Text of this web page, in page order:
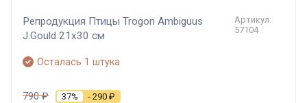
Репродукция Птицы Trogon Ambiguus
J.Gould 21х30 см
Артикул:
57104
Осталась 1 штука
790₽ 37% - 290 ₽